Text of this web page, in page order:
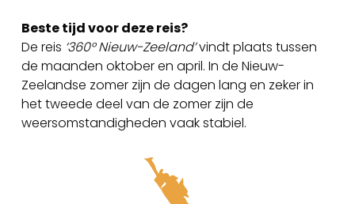
Beste tijd voor deze reis?
De reis ‘360° Nieuw-Zeeland’vindt plaats tussen
de maanden oktober en april. In de Nieuw-
Zeelandse zomer zijn de dagen lang en zeker in
het tweede deel van de zomer zijn de
weersomstandigheden vaak stabiel.